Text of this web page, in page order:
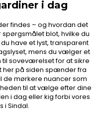
i dag
findes – og hvordan det
blot, hvilke du
have et lyst, transparent
mens du vælger et
soveværelset for at sikre
her på siden spænder fra
de mørkere nuancer som
til at vælge efter dine
i dag eller kig forbi vores
i Sindal.